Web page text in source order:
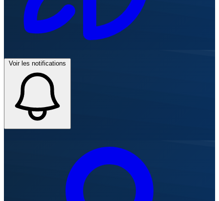
Voir les notifications